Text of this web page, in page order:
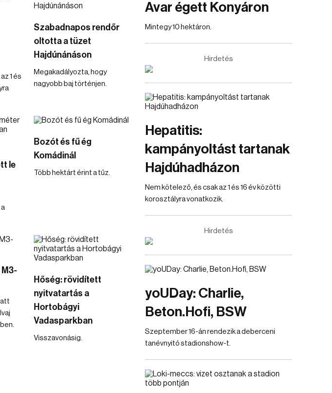
1 és
Szabadnapos rendőr
oltotta a tüzet
Hajdúnánáson
Megakadályozta, hogy
nagyobb baj történjen.
le
Bozót és fű ég
Komádinál
Több hektárt érint a tűz.
Hőség: rövidített
nyitvatartás a
Hortobágyi
Vadasparkban
Visszavonásig.
Avar égett Konyáron
Mintegy 10 hektáron.
Hirdetés
Hepatitis:
kampányoltást tartanak
Hajdúhadházon
Nem kötelező, és csak az 1 és 16 év közötti
korosztályra vonatkozik.
Hirdetés
yoUDay: Charlie,
Beton.Hofi, BSW
Szeptember 16-án rendezik a deberceni
tanévnyitó stadionshow-t.